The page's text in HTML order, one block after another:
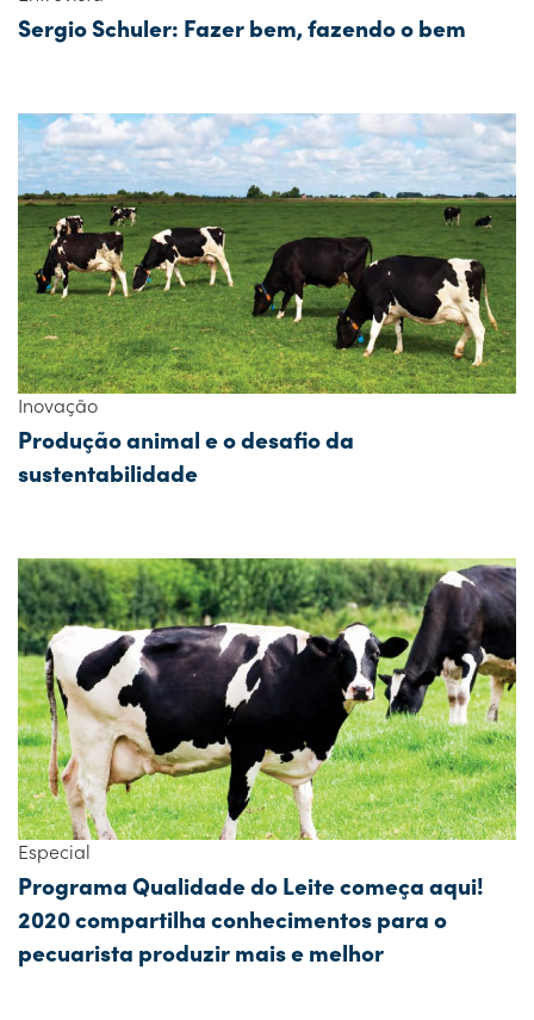
Sergio Schuler: Fazer bem, fazendo o bem
Inovação
Produção animal e o desafio da
sustentabilidade
Especial
Programa Qualidade do Leite começa aqui!
2020 compartilha conhecimentos para o
pecuarista produzir mais e melhor